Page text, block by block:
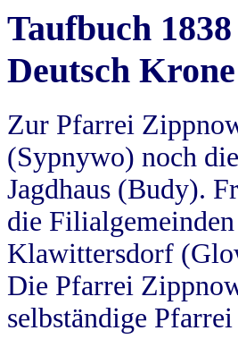
Taufbuch
Deutsch Krone
Zur Pfarrei
(Sypnywo) noch
Jagdhaus (Budy).
die
Klawittersdorf
Die Pfarrei
selbständige